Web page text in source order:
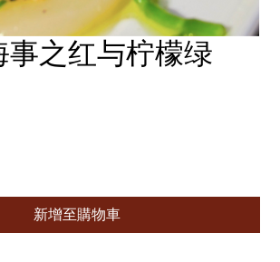
事之红与柠檬绿
新增至購物車